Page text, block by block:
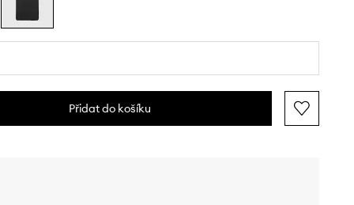
Přidat do košíku